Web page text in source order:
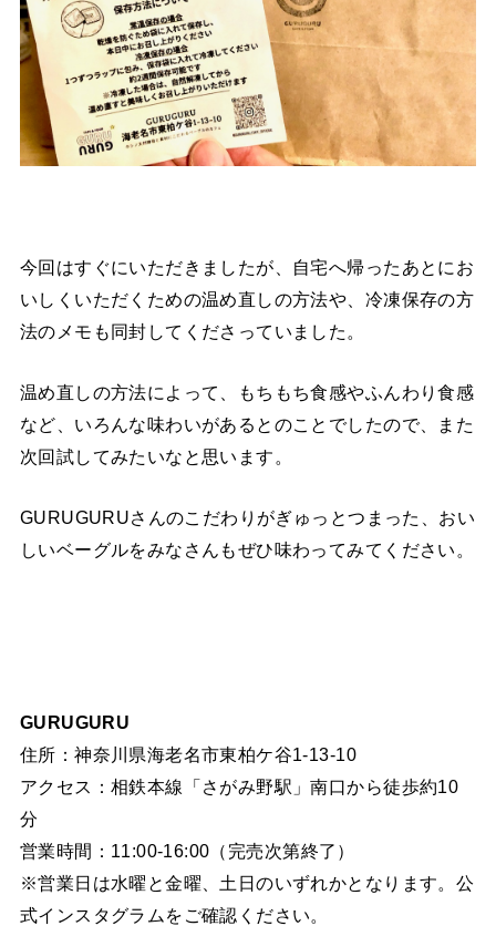
今回はすぐにいただきましたが、自宅へ帰ったあとにお
いしくいただくための温め直しの方法や、冷凍保存の方
法のメモも同封してくださっていました。
温め直しの方法によって、もちもち食感やふんわり食感
など、いろんな味わいがあるとのことでしたので、また
次回試してみたいなと思います。
GURUGURUさんのこだわりがぎゅっとつまった、おい
しいベーグルをみなさんもぜひ味わってみてください。
GURUGURU
住所：神奈川県海老名市東柏ケ谷1-13-10
アクセス：相鉄本線「さがみ野駅」南口から徒歩約10
分
営業時間：11:00-16:00（完売次第終了）
※営業日は水曜と金曜、土日のいずれかとなります。公
式インスタグラムをご確認ください。